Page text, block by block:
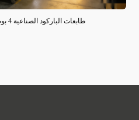
طابعات الباركود الصناعية 4 بوصة: المعيار لتصنيع الملابس والأقمشة